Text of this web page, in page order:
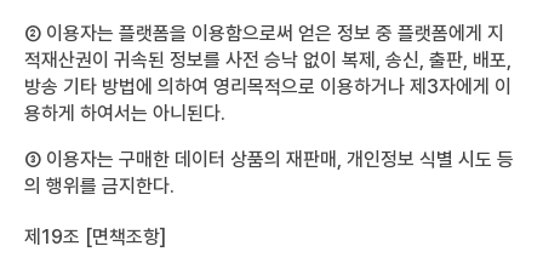
② 이용자는 플랫폼을 이용함으로써 얻은 정보 중 플랫폼에게 지
적재산권이 귀속된 정보를 사전 승낙 없이 복제, 송신, 출판, 배포,
방송 기타 방법에 의하여 영리목적으로 이용하거나 제3자에게 이
용하게 하여서는 아니된다.
③ 이용자는 구매한 데이터 상품의 재판매, 개인정보 식별 시도 등
의 행위를 금지한다.
제19조 [면책조항]